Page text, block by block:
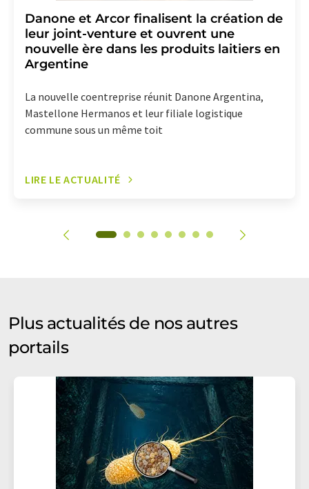
Danone et Arcor finalisent la création de
leur joint-venture et ouvrent une
nouvelle ère dans les produits laitiers en
Argentine
La nouvelle coentreprise réunit Danone Argentina,
Mastellone Hermanos et leur filiale logistique
commune sous un même toit
LIRE LE ACTUALITÉ
Plus actualités de nos autres
portails